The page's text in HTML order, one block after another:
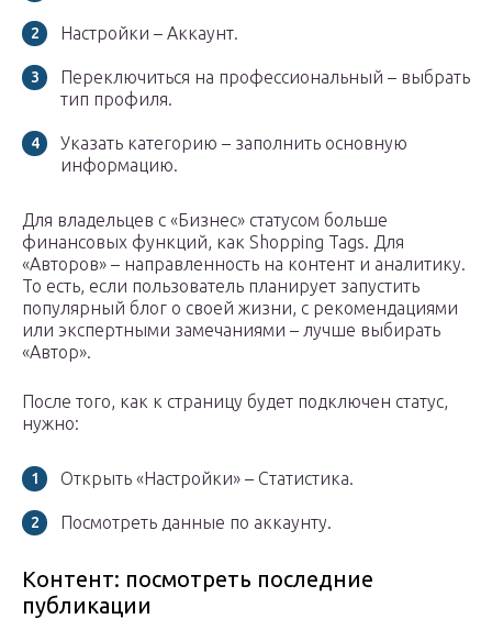
Настройки – Аккаунт.
Переключиться на профессиональный – выбрать
тип профиля.
Указать категорию – заполнить основную
информацию.
Для владельцев с «Бизнес» статусом больше
финансовых функций, как Shopping Tags. Для
«Авторов» – направленность на контент и аналитику.
То есть, если пользователь планирует запустить
популярный блог о своей жизни, с рекомендациями
или экспертными замечаниями – лучше выбирать
«Автор».
После того, как к страницу будет подключен статус,
нужно:
Открыть «Настройки» – Статистика.
Посмотреть данные по аккаунту.
Контент: посмотреть последние
публикации